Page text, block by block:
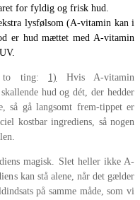
for fyldig og frisk hud.
lysfølsom (A-vitamin kan i
er hud mættet med A-vitamin
to ting: 1) Hvis A-vitamin
hud og dét, der hedder
så gå langsomt frem-tippet er
kostbar ingrediens, så nogen
magisk. Slet heller ikke A-
kan stå alene, når det gælder
på samme måde, som vi